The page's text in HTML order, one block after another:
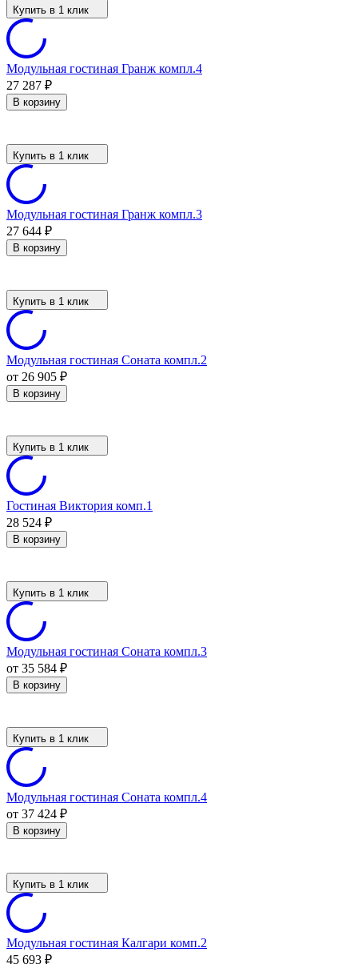
Купить в 1 клик
Модульная гостиная Гранж компл.4
27 287 ₽
В корзину
Купить в 1 клик
Модульная гостиная Гранж компл.3
27 644 ₽
В корзину
Купить в 1 клик
Модульная гостиная Соната компл.2
от 26 905 ₽
В корзину
Купить в 1 клик
Гостиная Виктория комп.1
28 524 ₽
В корзину
Купить в 1 клик
Модульная гостиная Соната компл.3
от 35 584 ₽
В корзину
Купить в 1 клик
Модульная гостиная Соната компл.4
от 37 424 ₽
В корзину
Купить в 1 клик
Модульная гостиная Калгари комп.2
45 693 ₽